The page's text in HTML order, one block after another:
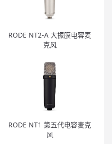
RODE NT2-A 大振膜电容麦
克风
RODE NT1 第五代电容麦克
风